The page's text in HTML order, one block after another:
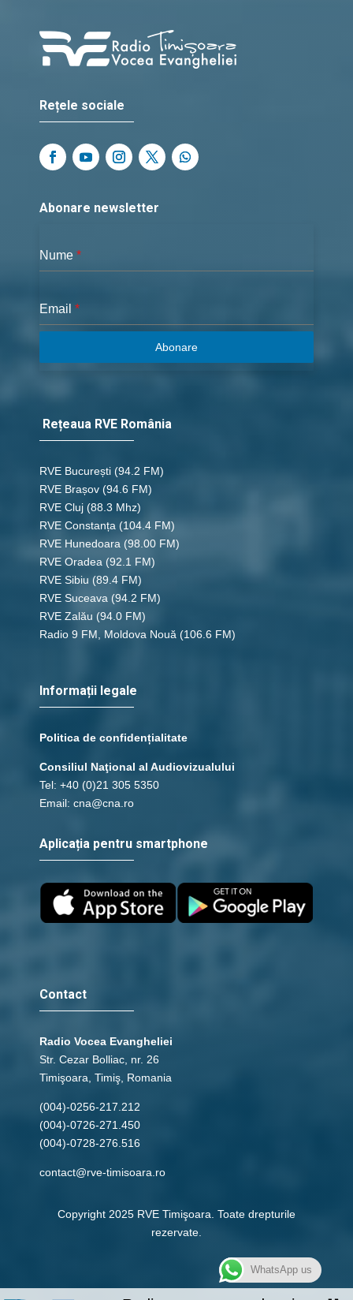
Rețele sociale
Abonare newsletter
Nume *
Email *
Abonare
Rețeaua RVE România
RVE București (94.2 FM)
RVE Brașov (94.6 FM)
RVE Cluj (88.3 Mhz)
RVE Constanța (104.4 FM)
RVE Hunedoara (98.00 FM)
RVE Oradea (92.1 FM)
RVE Sibiu (89.4 FM)
RVE Suceava (94.2 FM)
RVE Zalău (94.0 FM)
Radio 9 FM, Moldova Nouă (106.6 FM)
Informații legale
Politica de confidențialitate
Consiliul Naţional al Audiovizualului
Tel: +40 (0)21 305 5350
Email: cna@cna.ro
Aplicația pentru smartphone
Contact
Radio Vocea Evangheliei
Str. Cezar Bolliac, nr. 26
Timişoara, Timiş, Romania
(004)-0256-217.212
(004)-0726-271.450
(004)-0728-276.516
contact@rve-timisoara.ro
Copyright 2025 RVE Timişoara. Toate drepturile
rezervate.
WhatsApp us